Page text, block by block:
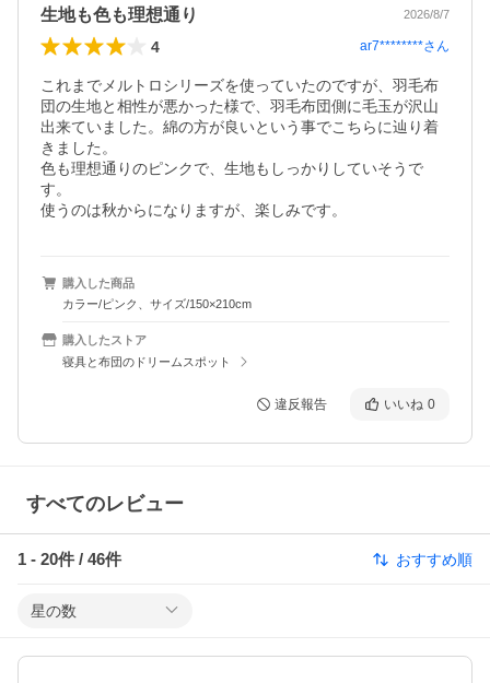
生地も色も理想通り 2026/8/7
4 ar7********さん
これまでメルトロシリーズを使っていたのですが、羽毛布
団の生地と相性が悪かった様で、羽毛布団側に毛玉が沢山
出来ていました。綿の方が良いという事でこちらに辿り着
きました。
色も理想通りのピンクで、生地もしっかりしていそうで
す。
使うのは秋からになりますが、楽しみです。
購入した商品
カラー/ピンク、サイズ/150×210cm
購入したストア
寝具と布団のドリームスポット
違反報告 いいね 0
すべてのレビュー
1 - 20件 / 46件 おすすめ順
星の数